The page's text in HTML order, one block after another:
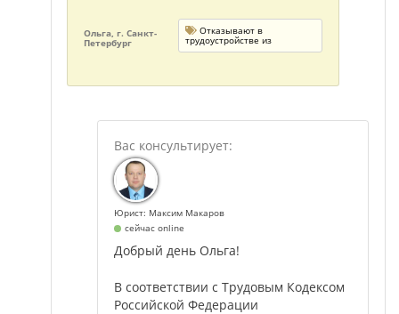
Ольга, г. Санкт-
Петербург
Отказывают в
трудоустройстве из
Юрист: Максим Макаров
сейчас online
Добрый день Ольга!
В соответствии с Трудовым Кодексом
Российской Федерации